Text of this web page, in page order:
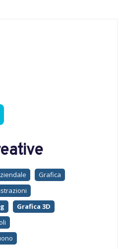
Grafica
Grafica 3D